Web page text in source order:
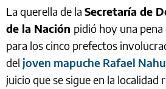
La querella de la Secretaría de
de la Nación pidió hoy una
para los cinco prefectos
del joven mapuche Rafael
juicio que se sigue en la localidad